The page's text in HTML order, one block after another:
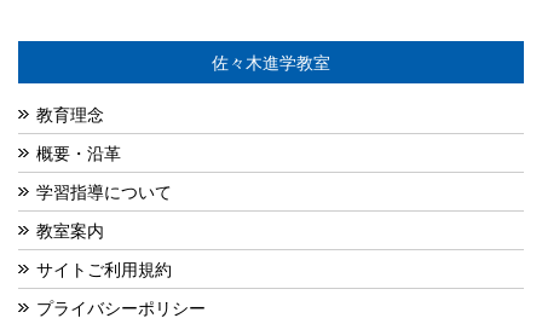
佐々木進学教室
教育理念
概要・沿革
学習指導について
教室案内
サイトご利用規約
プライバシーポリシー